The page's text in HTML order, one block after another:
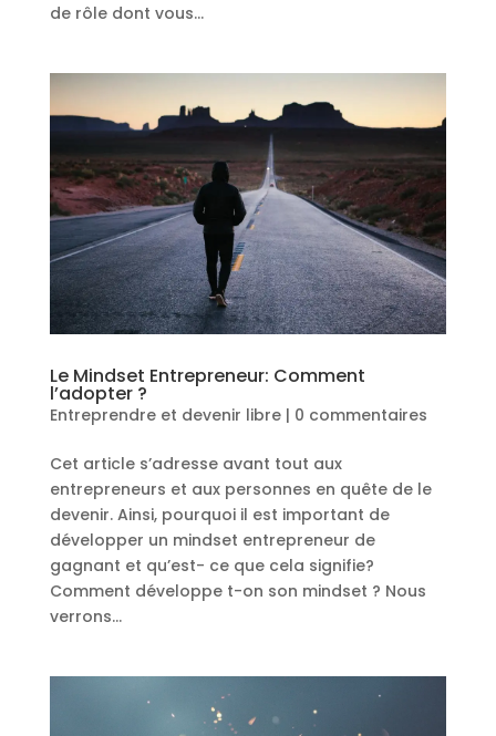
de rôle dont vous...
Le Mindset Entrepreneur: Comment
l’adopter ?
Entreprendre et devenir libre| 0 commentaires
Cet article s’adresse avant tout aux
entrepreneurs et aux personnes en quête de le
devenir. Ainsi, pourquoi il est important de
développer un mindset entrepreneur de
gagnant et qu’est- ce que cela signifie?
Comment développe t-on son mindset ? Nous
verrons...